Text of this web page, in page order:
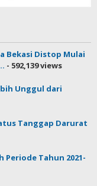
Bekasi Distop Mulai
- 592,139 views
Unggul dari
Tanggap Darurat
Periode Tahun 2021-